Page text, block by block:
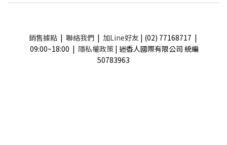
銷售據點| 聯絡我們| 加Line好友 | (02) 77168717 |
09:00~18:00 | 隱私權政策 | 迷香人國際有限公司 統編
50783963